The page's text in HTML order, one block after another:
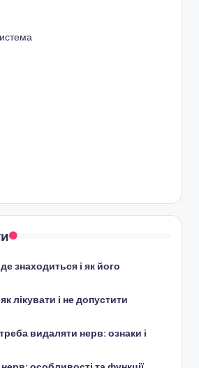
знаходиться і як його
лікувати і не допустити
видаляти нерв: ознаки і